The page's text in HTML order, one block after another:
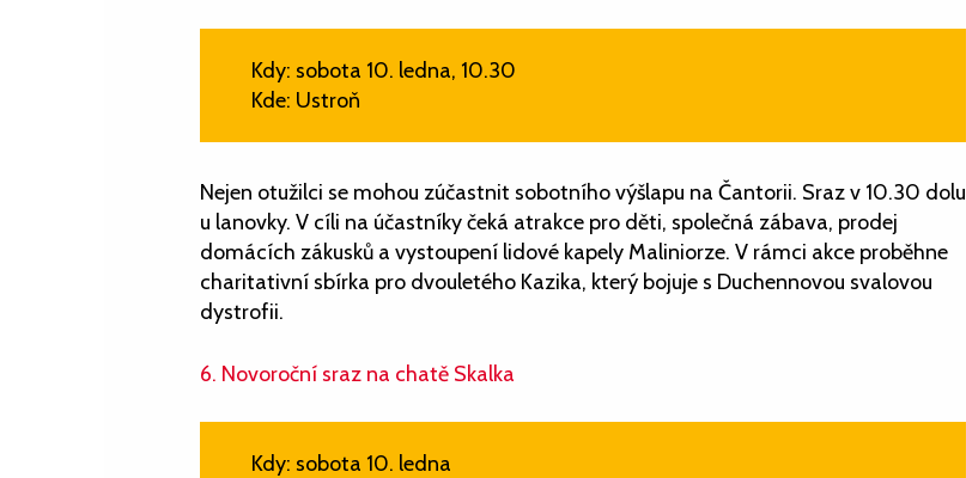
Kdy: sobota 10. ledna, 10.30
Kde: Ustroň
Nejen otužilci se mohou zúčastnit sobotního výšlapu na Čantorii. Sraz v 10.30 dolu
u lanovky. V cíli na účastníky čeká atrakce pro děti, společná zábava, prodej
domácích zákusků a vystoupení lidové kapely Maliniorze. V rámci akce proběhne
charitativní sbírka pro dvouletého Kazika, který bojuje s Duchennovou svalovou
dystrofii.
6. Novoroční sraz na chatě Skalka
Kdy: sobota 10. ledna